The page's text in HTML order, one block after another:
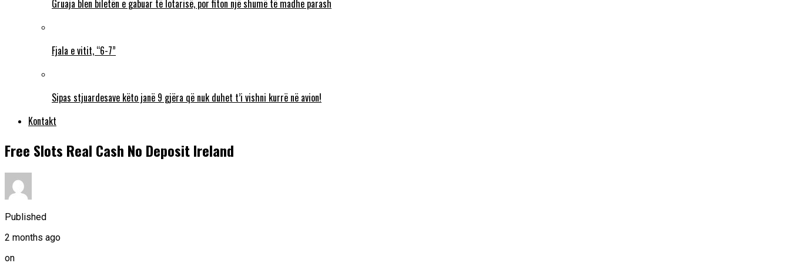
Gruaja blen biletën e gabuar të lotarisë, por fiton një shumë të madhe parash
Fjala e vitit, “6-7”
Sipas stjuardesave këto janë 9 gjëra që nuk duhet t’i vishni kurrë në avion!
Kontakt
Free Slots Real Cash No Deposit Ireland
Published
2 months ago
on